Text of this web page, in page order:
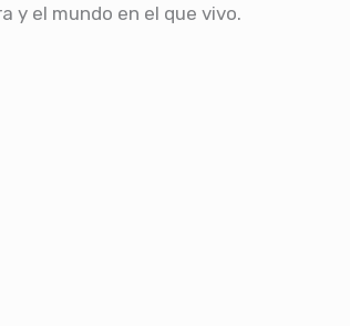
el mundo en el que vivo.